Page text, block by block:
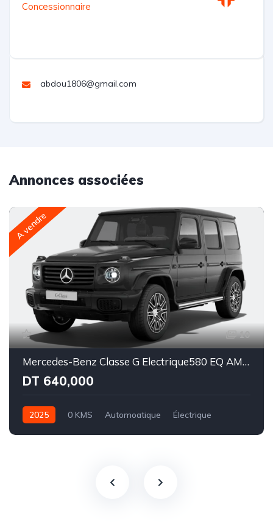
Concessionnaire
abdou1806@gmail.com
Annonces associées
A vendre
10
Mercedes-Benz Classe G Electrique580 EQ AMG Line Superior
DT 640,000
2025 0 KMS Automoatique
Électrique